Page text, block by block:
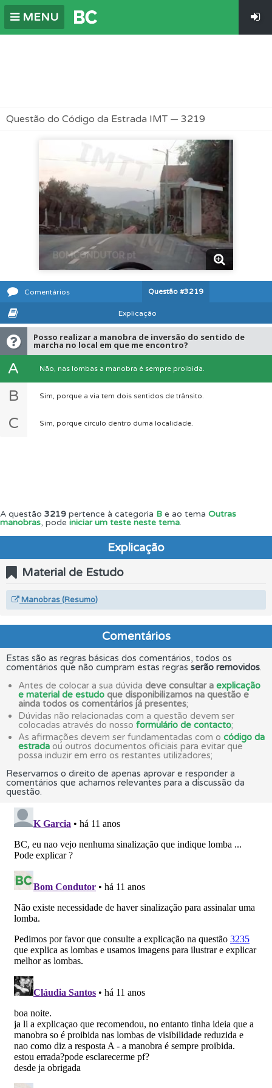
MENU
Questão do Código da Estrada IMT — 3219
Comentários Questão #3219
Explicação
Posso realizar a manobra de inversão do sentido de
marcha no local em que me encontro?
A Não, nas lombas a manobra é sempre proibida.
B Sim, porque a via tem dois sentidos de trânsito.
C Sim, porque circulo dentro duma localidade.
A questão 3219 pertence à categoria B e ao tema Outras
manobras, pode iniciar um teste neste tema.
Explicação
Material de Estudo
Manobras (Resumo)
Comentários
Estas são as regras básicas dos comentários, todos os
comentários que não cumpram estas regras serão removidos.
Antes de colocar a sua dúvida deve consultar a explicação
e material de estudo que disponibilizamos na questão e
ainda todos os comentários já presentes;
Dúvidas não relacionadas com a questão devem ser
colocadas através do nosso formulário de contacto;
As afirmações devem ser fundamentadas com o código da
estrada ou outros documentos oficiais para evitar que
possa induzir em erro os restantes utilizadores;
Reservamos o direito de apenas aprovar e responder a
comentários que achamos relevantes para a discussão da
questão.